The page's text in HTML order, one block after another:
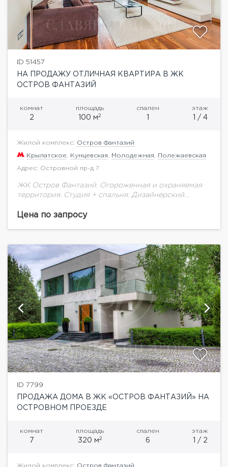
ID 51457
НА ПРОДАЖУ ОТЛИЧНАЯ КВАРТИРА В ЖК
ОСТРОВ ФАНТАЗИЙ
комнат
2
площадь
100 м2
спален
1
этаж
1 / 4
Жилой комплекс: Остров Фантазий
Крылатское Кунцевская Молодежная Полежаевская
Адрес: Островной пр-д 7
ЖК Остров Фантазий. Огороженная и охраняемая
территория. Студия + спальня. Дизайнерский
производителей.
Цена по запросу
ID 7799
ПРОДАЖА ДОМА В ЖК «ОСТРОВ ФАНТАЗИЙ» НА
ОСТРОВНОМ ПРОЕЗДЕ
комнат
7
площадь
320 м2
спален
6
этаж
1 / 2
Жилой комплекс: Остров Фантазий